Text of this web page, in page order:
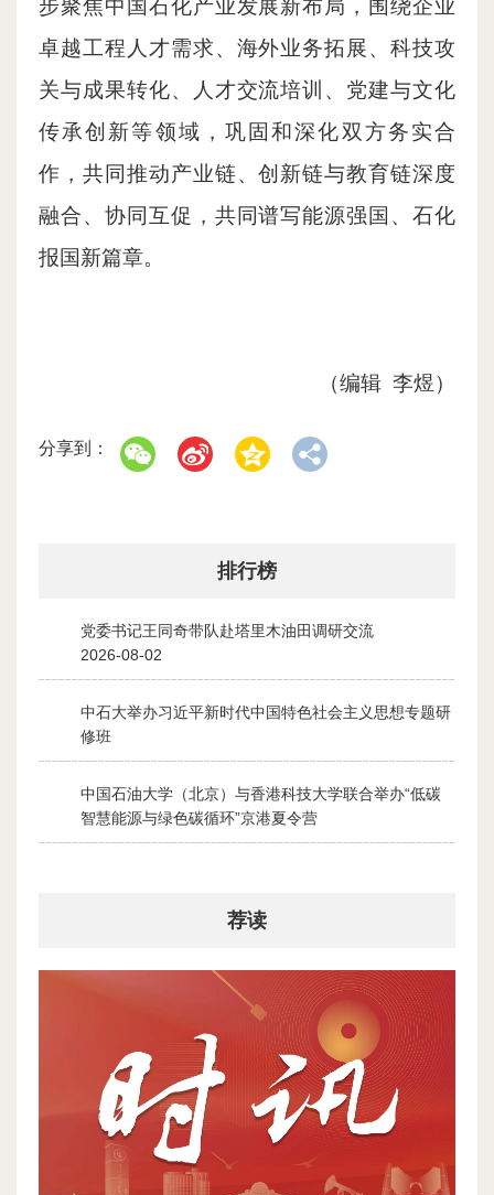
步聚焦中国石化产业发展新布局，围绕企业
卓越工程人才需求、海外业务拓展、科技攻
关与成果转化、人才交流培训、党建与文化
传承创新等领域，巩固和深化双方务实合
作，共同推动产业链、创新链与教育链深度
融合、协同互促，共同谱写能源强国、石化
报国新篇章。
（编辑 李煜）
分享到：
排行榜
党委书记王同奇带队赴塔里木油田调研交流
2026-08-02
中石大举办习近平新时代中国特色社会主义思想专题研
修班
2026-07-28
中国石油大学（北京）与香港科技大学联合举办“低碳
智慧能源与绿色碳循环”京港夏令营
2026-07-30
荐读